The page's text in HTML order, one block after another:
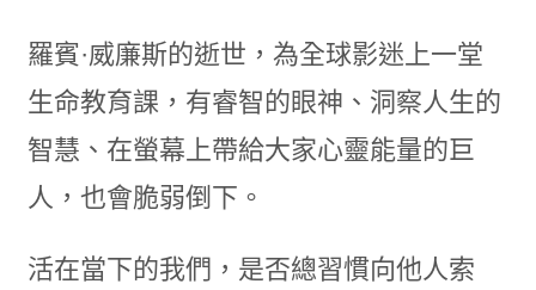
羅賓·威廉斯的逝世，為全球影迷上一堂
生命教育課，有睿智的眼神、洞察人生的
智慧、在螢幕上帶給大家心靈能量的巨
人，也會脆弱倒下。
活在當下的我們，是否總習慣向他人索